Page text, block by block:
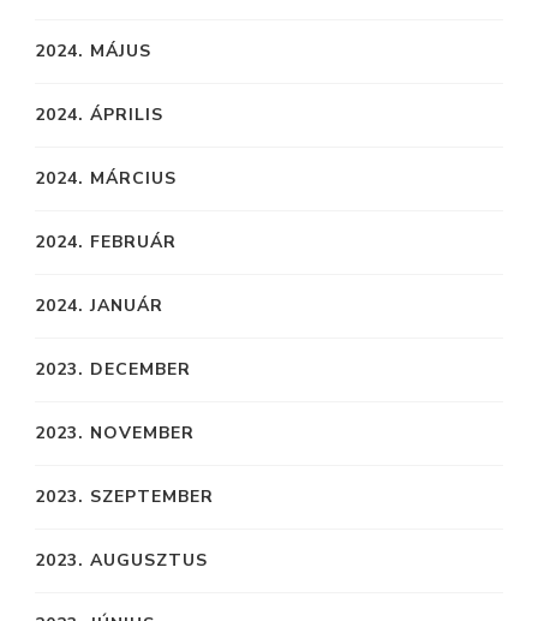
2024. MÁJUS
2024. ÁPRILIS
2024. MÁRCIUS
2024. FEBRUÁR
2024. JANUÁR
2023. DECEMBER
2023. NOVEMBER
2023. SZEPTEMBER
2023. AUGUSZTUS